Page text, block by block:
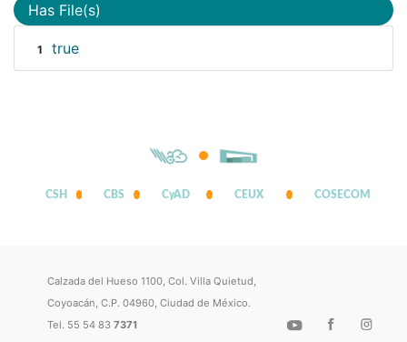
Has File(s)
1 true
CSH CBS CyAD CEUX COSECOM
Calzada del Hueso 1100, Col. Villa Quietud,
Coyoacán, C.P. 04960, Ciudad de México.
Tel. 55 54 837371